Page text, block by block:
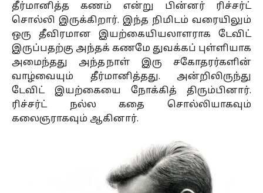
தீர்மானித்த கணம் என்று பின்னர் ரிச்சர்ட்
சொல்லி இருக்கிறார். இந்த நிமிடம் வரையிலும்
ஒரு தீவிரமான இயற்கையியலாளராக டேவிட்
இருப்பதற்கு அந்தக் கணமே துவக்கப் புள்ளியாக
அமைந்தது அந்த நாள் இரு சகோதரர்களின்
வாழ்வையும் தீர்மானித்தது. அன்றிலிருந்து
டேவிட் இயற்கையை நோக்கித் திரும்பினார்.
ரிச்சர்ட் நல்ல கதை சொல்லியாகவும்
கலைஞராகவும் ஆகினார்.